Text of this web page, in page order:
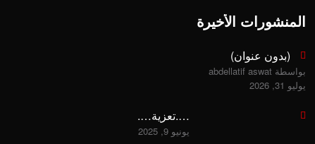
المنشورات الأخيرة
(بدون عنوان)
بواسطة abdellatif aswat
يوليو 31, 2026
….تعزية….
يونيو 9, 2025